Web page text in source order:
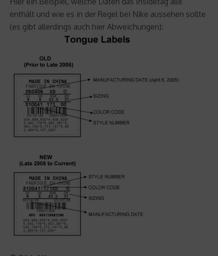
enthält und wie es in der Regel bei Nike aussehen sollte
(es gibt allerdings auch hier Abweichungen):